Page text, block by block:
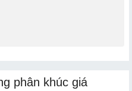
phân khúc giá